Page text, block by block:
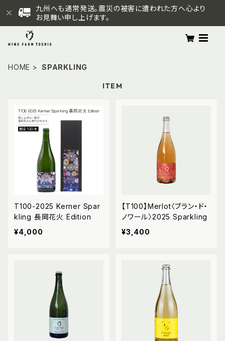
九州へも通常発送。震災の被害に遭われた方へ心より
お見舞い申し上げます。
HOME SPARKLING
ITEM
T100-2025 Kerner Spar
kling 長岡花火 Edition
¥4,000
【T100】Merlot〈ブラン・ド・
ノワール〉2025 Sparkling
¥3,400